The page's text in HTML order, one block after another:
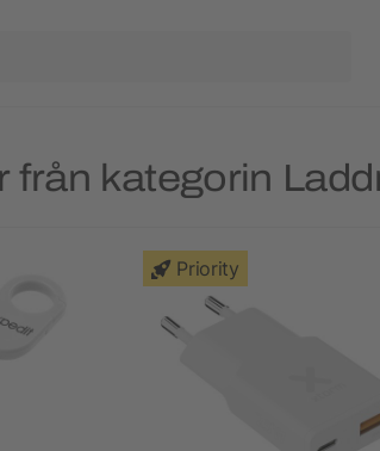
från kategorin
Priority